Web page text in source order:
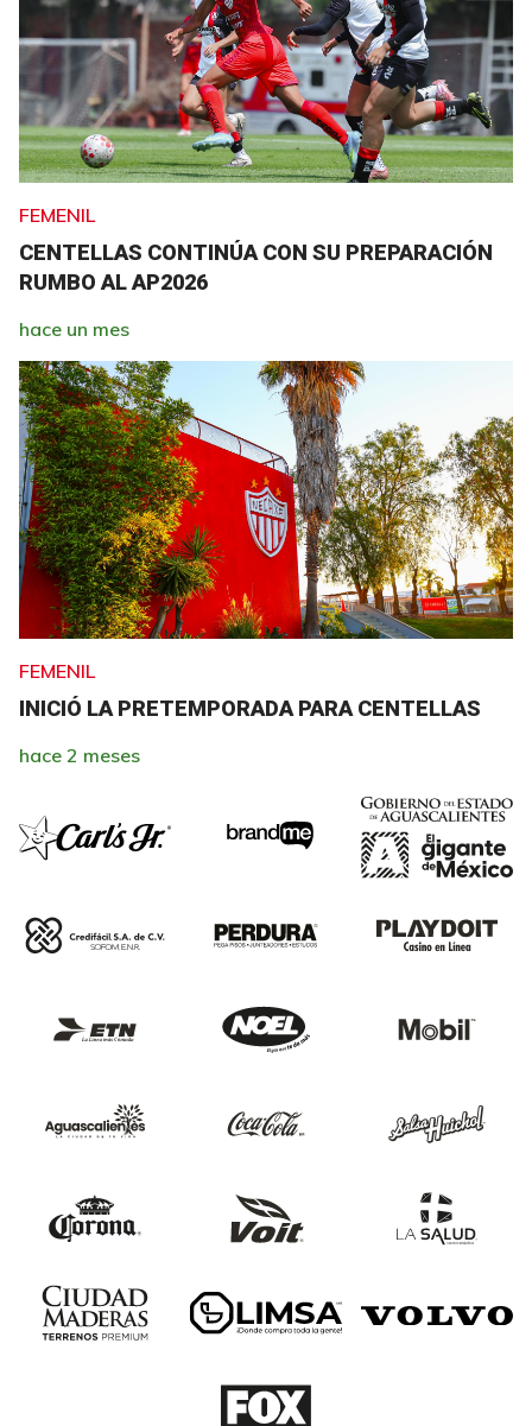
FEMENIL
CENTELLAS CONTINÚA CON SU PREPARACIÓN
RUMBO AL AP2026
hace un mes
FEMENIL
INICIÓ LA PRETEMPORADA PARA CENTELLAS
hace 2 meses